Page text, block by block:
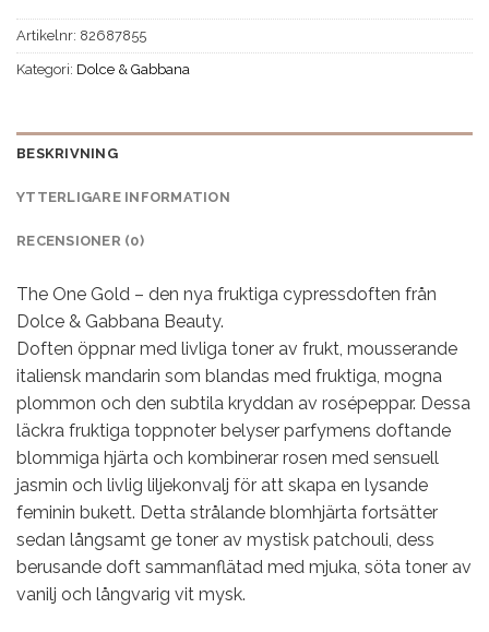
Artikelnr: 82687855
Kategori: Dolce & Gabbana
BESKRIVNING
YTTERLIGARE INFORMATION
RECENSIONER (0)
The One Gold – den nya fruktiga cypressdoften från
Dolce & Gabbana Beauty.
Doften öppnar med livliga toner av frukt, mousserande
italiensk mandarin som blandas med fruktiga, mogna
plommon och den subtila kryddan av rosépeppar. Dessa
läckra fruktiga toppnoter belyser parfymens doftande
blommiga hjärta och kombinerar rosen med sensuell
jasmin och livlig liljekonvalj för att skapa en lysande
feminin bukett. Detta strålande blomhjärta fortsätter
sedan långsamt ge toner av mystisk patchouli, dess
berusande doft sammanflätad med mjuka, söta toner av
vanilj och långvarig vit mysk.